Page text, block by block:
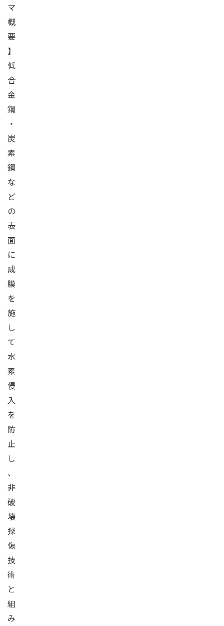
マ
概
要
】
低
合
金
鋼
・
炭
素
鋼
な
ど
の
表
面
に
成
膜
を
施
し
て
水
素
侵
入
を
防
止
し
、
非
破
壊
探
傷
技
術
と
組
み